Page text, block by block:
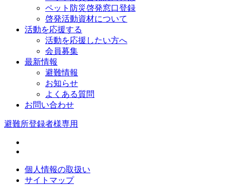
ペット防災啓発窓口登録
啓発活動資材について
活動を応援する
活動を応援したい方へ
会員募集
最新情報
避難情報
お知らせ
よくある質問
お問い合わせ
避難所登録者様専用
個人情報の取扱い
サイトマップ